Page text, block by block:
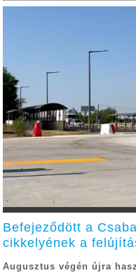
Befejeződött a
cikkelyének a
Augusztus végén újra